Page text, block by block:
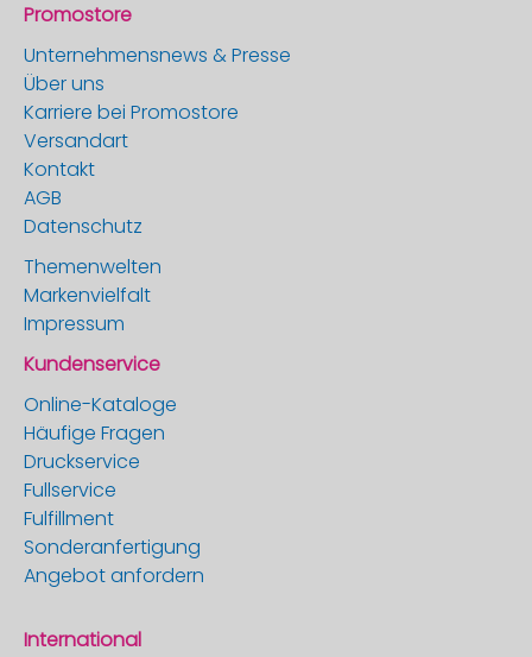
Promostore
Unternehmensnews & Presse
Über uns
Karriere bei Promostore
Versandart
Kontakt
AGB
Datenschutz
Themenwelten
Markenvielfalt
Impressum
Kundenservice
Online-Kataloge
Häufige Fragen
Druckservice
Fullservice
Fulfillment
Sonderanfertigung
Angebot anfordern
International